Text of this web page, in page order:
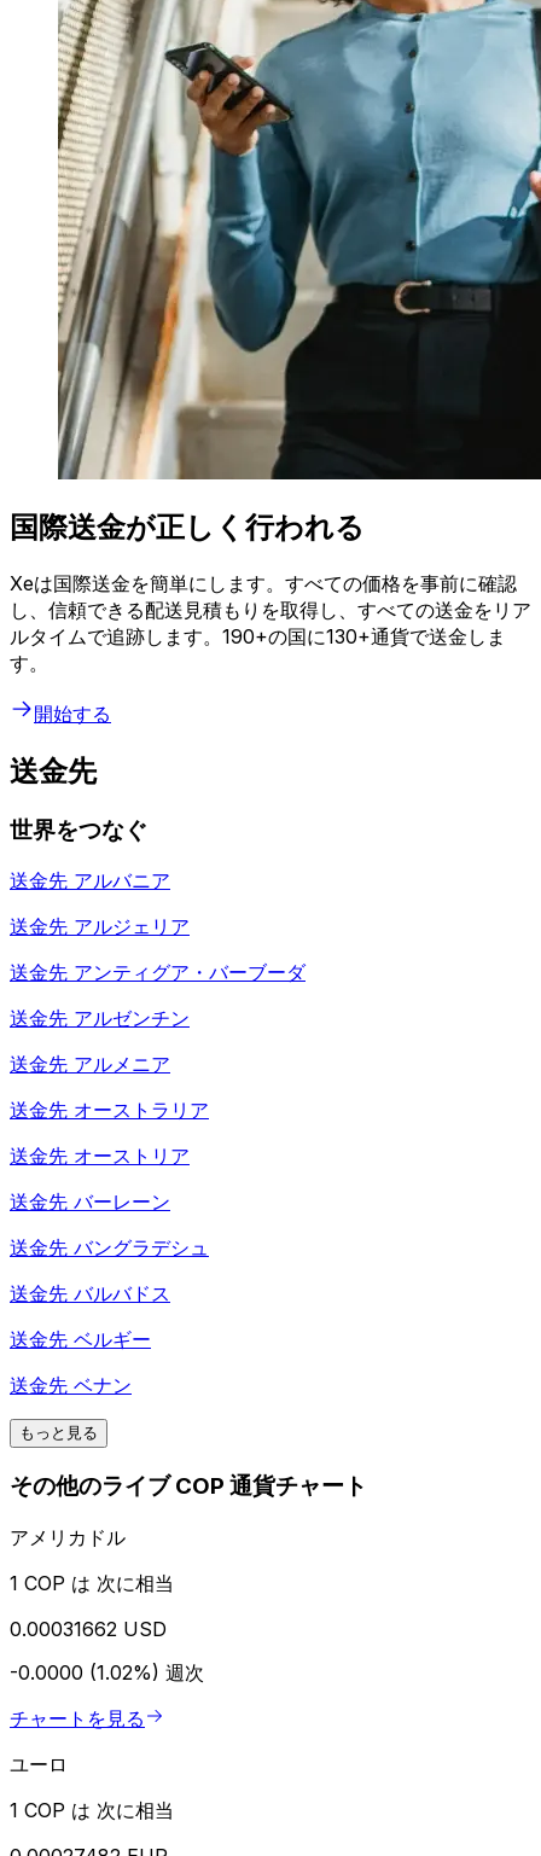
国際送金が正しく行われる
Xeは国際送金を簡単にします。すべての価格を事前に確認
し、信頼できる配送見積もりを取得し、すべての送金をリア
ルタイムで追跡します。190+の国に130+通貨で送金しま
す。
開始する
送金先
世界をつなぐ
送金先 アルバニア
送金先 アルジェリア
送金先 アンティグア・バーブーダ
送金先 アルゼンチン
送金先 アルメニア
送金先 オーストラリア
送金先 オーストリア
送金先 バーレーン
送金先 バングラデシュ
送金先 バルバドス
送金先 ベルギー
送金先 ベナン
もっと見る
その他のライブ COP 通貨チャート
アメリカドル
1 COP は 次に相当
0.00031662 USD
-0.0000 (1.02%) 週次
チャートを見る
ユーロ
1 COP は 次に相当